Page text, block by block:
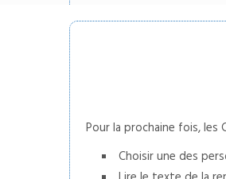
Pour la prochaine fois,
Choisir une des